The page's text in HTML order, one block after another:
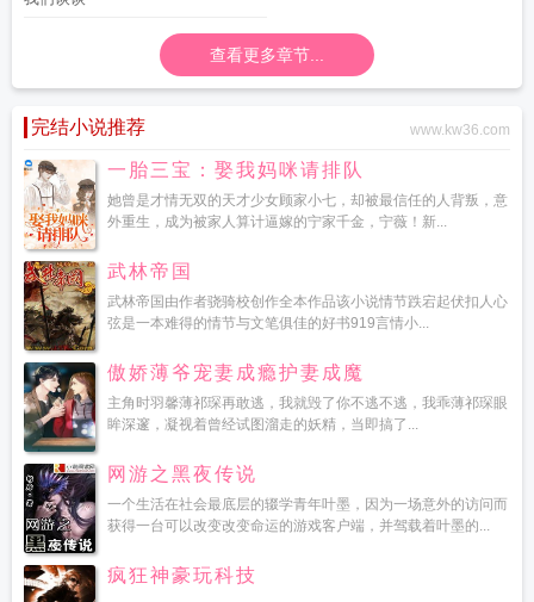
查看更多章节...
完结小说推荐 www.kw36.com
一胎三宝：娶我妈咪请排队
她曾是才情无双的天才少女顾家小七，却被最信任的人背叛，意
外重生，成为被家人算计逼嫁的宁家千金，宁薇！新...
武林帝国
武林帝国由作者骁骑校创作全本作品该小说情节跌宕起伏扣人心
弦是一本难得的情节与文笔俱佳的好书919言情小...
傲娇薄爷宠妻成瘾护妻成魔
主角时羽馨薄祁琛再敢逃，我就毁了你不逃不逃，我乖薄祁琛眼
眸深邃，凝视着曾经试图溜走的妖精，当即搞了...
网游之黑夜传说
一个生活在社会最底层的辍学青年叶墨，因为一场意外的访问而
获得一台可以改变改变命运的游戏客户端，并驾载着叶墨的...
疯狂神豪玩科技